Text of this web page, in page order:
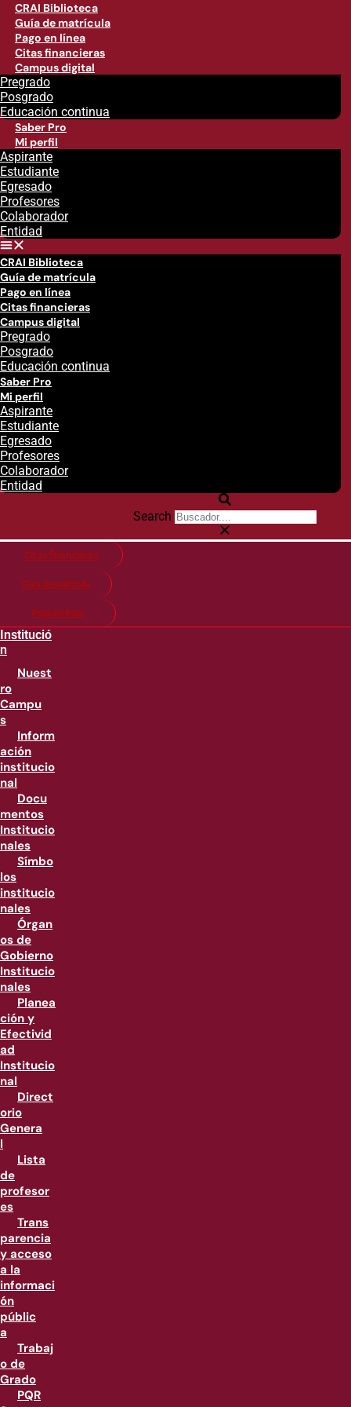
CRAI Biblioteca
Guía de matrícula
Pago en línea
Citas financieras
Campus digital
Pregrado
Posgrado
Educación continua
Saber Pro
Mi perfil
Aspirante
Estudiante
Egresado
Profesores
Colaborador
Entidad
CRAI Biblioteca
Guía de matrícula
Pago en línea
Citas financieras
Campus digital
Pregrado
Posgrado
Educación continua
Saber Pro
Mi perfil
Aspirante
Estudiante
Egresado
Profesores
Colaborador
Entidad
Search
Citas financieras
Guía de matricula
Pago en línea
Institució
n
Nuest
ro
Campu
s
Inform
ación
institucio
nal
Docu
mentos
Institucio
nales
Símbo
los
institucio
nales
Órgan
os de
Gobierno
Institucio
nales
Planea
ción y
Efectivid
ad
Institucio
nal
Direct
orio
Genera
l
Lista
de
profesor
es
Trans
parencia
y acceso
a la
informaci
ón
públic
a
Trabaj
o de
Grado
PQR